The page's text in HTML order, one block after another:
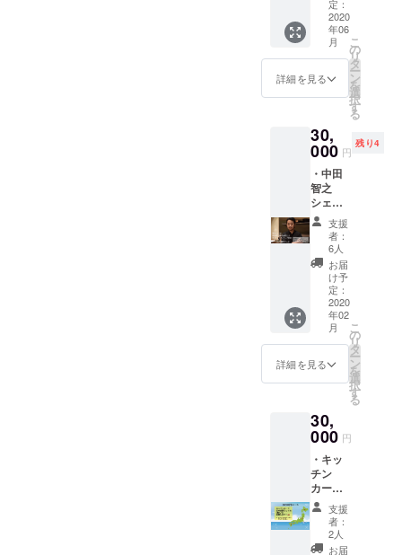
始し、
2020年
6月30日
までに
しま
す。 ※
営業不
可能と
なった
場合の
払い戻
しは致
しませ
ん。
場合が
ござい
ます。
※商品券
期限は
2021年
5月末ま
す。 ※
リター
ンは
2020年
2月1日
から順
次お届
けを開
始し、
2020年
2月29日
までに
お届け
しま
す。 ※
により
営業不
場合の
払い戻
しは致
しませ
ん。
くのも
好きで
す。 ※
日時と
場所を
決め、
ます。
※別途交
通費、
飲食代
をいた
だきま
す。 ※
ノンア
ルコー
ルも可
です。
内村の
若手陶
芸家
「志賀
風夏」
さん(土
皿、イ
ワナの
燻製、
お店で
ご使用
いただ
ける
2000円
分の商
品券、
オリジ
ナルス
テッ
カー、
心を込
めたサ
ンクス
す。 ※
指定住
送りし
ます
（送料
込
み）。
※出店情
報はあ
アカッ
（Koka
ge
Kitchen
のロゴ
入り）
トビー
ル ・
Kokage
Kitchen
2000円
分商品
券 ・オ
リジナ
ルス
テッ
カー ・
サンク
スレ
ター ビ
アカッ
プとク
ラフト
店でご
使用い
ただけ
る2000
円分の
商品
券、オ
リジナ
ルス
テッ
定：
2020
年06
月
詳細を見る
こ
の
リ
タ
ー
ン
を
選
択
す
る
30,
000 円
残り4
・中田
智之
シェフ
の川内
村の食
材を使
用した
スペ
シャル
ディ
ナー ・
オリジ
ナルス
テッ
カー ・
サンク
ター 郡
山を代
表する
地産地
消シェ
フ中田
智之さ
んによ
る、ス
ペシャ
支援
者：
6人
お届
け予
定：
2020
年02
月
詳細を見る
こ
の
リ
タ
ー
ン
を
選
択
す
る
30,
000 円
・キッ
チン
カーで
日本全
国どこ
でも出
張しま
支援
者：
2人
お届